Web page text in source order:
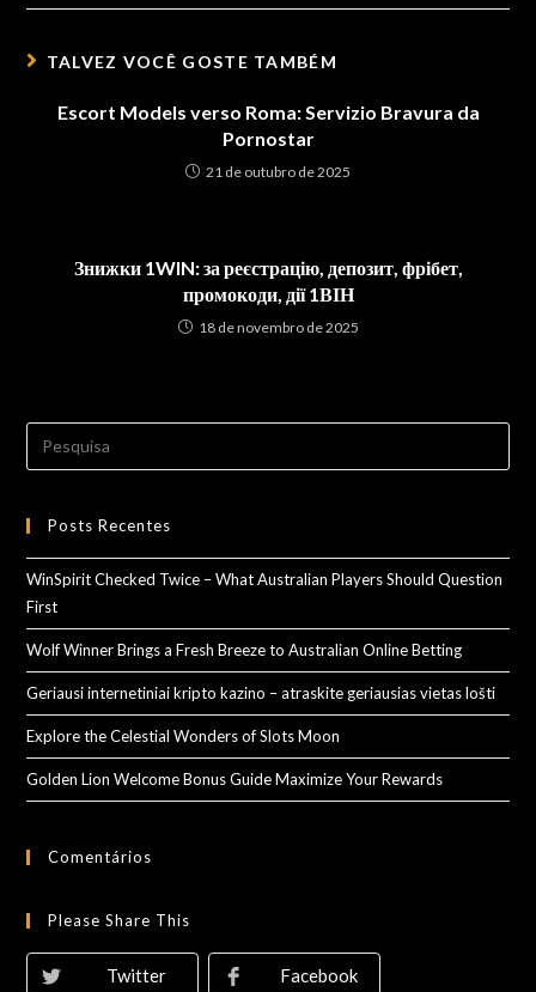
window
TALVEZ VOCÊ GOSTE TAMBÉM
Escort Models verso Roma: Servizio Bravura da
Pornostar
21 de outubro de 2025
Знижки 1WIN: за реєстрацію, депозит, фрібет,
промокоди, дії 1ВІН
18 de novembro de 2025
Posts Recentes
WinSpirit Checked Twice – What Australian Players Should Question
First
Wolf Winner Brings a Fresh Breeze to Australian Online Betting
Geriausi internetiniai kripto kazino – atraskite geriausias vietas lošti
Explore the Celestial Wonders of Slots Moon
Golden Lion Welcome Bonus Guide Maximize Your Rewards
Comentários
Please Share This
Twitter Facebook